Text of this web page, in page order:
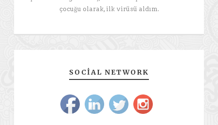
çocuğu olarak, ilk virüsü aldım.
SOCIAL NETWORK